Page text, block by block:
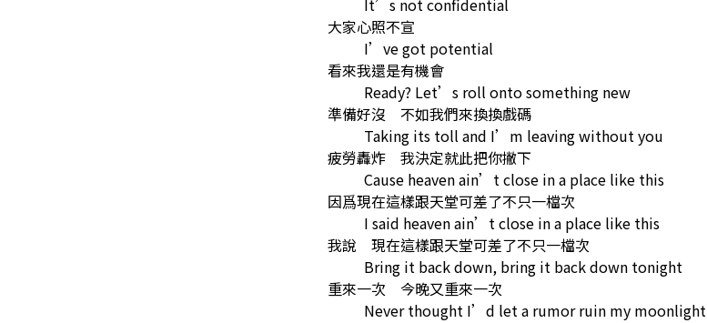
It’s not confidential
大家心照不宣
I’ve got potential
看來我還是有機會
Ready? Let’s roll onto something new
準備好沒 不如我們來換換戲碼
Taking its toll and I’m leaving without you
疲勞轟炸 我決定就此把你撇下
Cause heaven ain’t close in a place like this
因爲現在這樣跟天堂可差了不只一檔次
I said heaven ain’t close in a place like this
我說 現在這樣跟天堂可差了不只一檔次
Bring it back down, bring it back down tonight
重來一次 今晚又重來一次
Never thought I’d let a rumor ruin my moonlight